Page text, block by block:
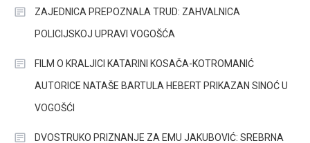
ZAJEDNICA PREPOZNALA TRUD: ZAHVALNICA
POLICIJSKOJ UPRAVI VOGOŠĆA
FILM O KRALJICI KATARINI KOSAČA-KOTROMANIĆ
AUTORICE NATAŠE BARTULA HEBERT PRIKAZAN SINOĆ U
VOGOŠĆI
DVOSTRUKO PRIZNANJE ZA EMU JAKUBOVIĆ: SREBRNA